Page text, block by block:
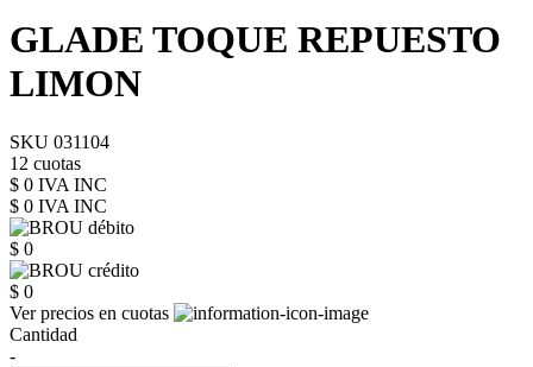
GLADE TOQUE REPUESTO
LIMON
SKU 031104
12 cuotas
$ 0 IVA INC
$ 0 IVA INC
$ 0
$ 0
Ver precios en cuotas
Cantidad
-